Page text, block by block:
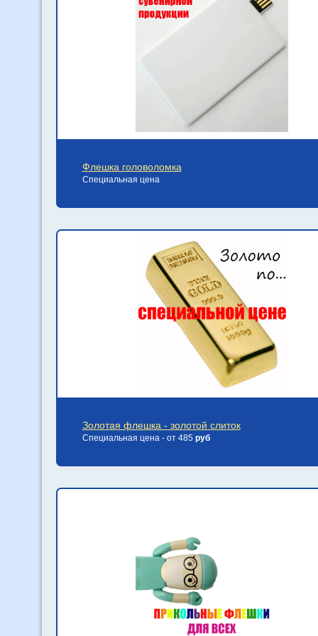
Флешка головоломка
Специальная цена
Золотая флешка - золотой слиток
Специальная цена - от 485 руб